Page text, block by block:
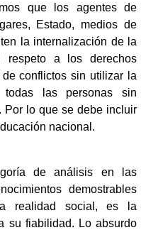
que los agentes de
Estado, medios de
la internalización de la
respeto a los derechos
conflictos sin utilizar la
las personas sin
Por lo que se debe incluir
nacional.
de análisis en las
demostrables
realidad social, es la
su fiabilidad. Lo absurdo